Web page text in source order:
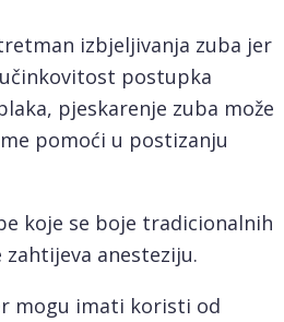
izbjeljivanja zuba jer
postupka
pjeskarenje zuba može
pomoći u postizanju
koje se boje tradicionalnih
anesteziju.
mogu imati koristi od